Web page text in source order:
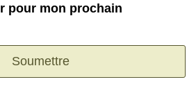
pour mon prochain